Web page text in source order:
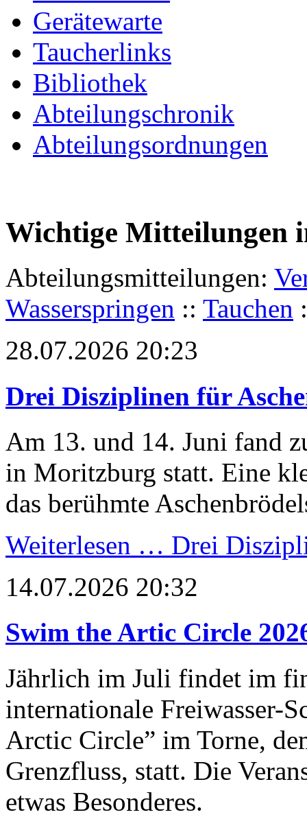
Gerätewarte
Taucherlinks
Bibliothek
Abteilungschronik
Abteilungsordnungen
Wichtige Mitteilungen
Abteilungsmitteilungen:
Wasserspringen :: Tauchen
28.07.2026 20:23
Drei Disziplinen für
Am 13. und 14. Juni fand
in Moritzburg statt. Eine
das berühmte
Weiterlesen … Drei
14.07.2026 20:32
Swim the Artic Circle
Jährlich im Juli findet im
internationale Freiwasser-
Arctic Circle” im Torne,
Grenzfluss, statt. Die
etwas Besonderes.